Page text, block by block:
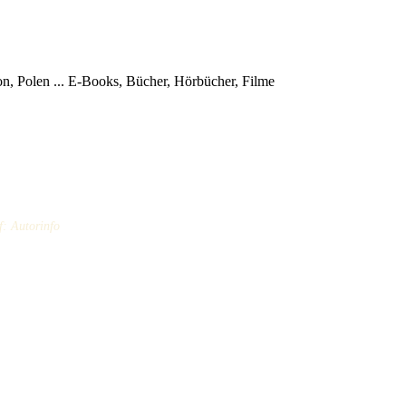
Polen ... E-Books, Bücher, Hörbücher, Filme
Autorinfo